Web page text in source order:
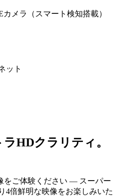
メラ（スマート検知搭載）
ット
HDクラリティ。
をご体験ください — スーパー
4倍鮮明な映像をお楽しみいた